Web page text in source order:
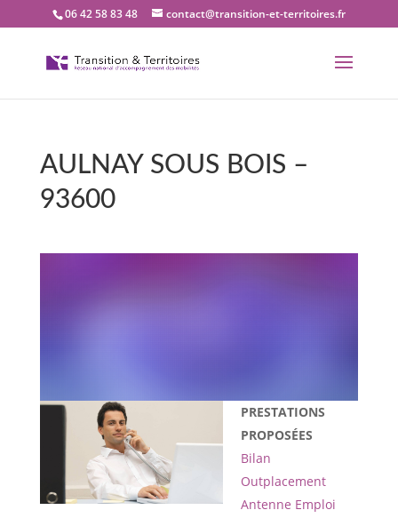
06 42 58 83 48 contact@transition-et-territoires.fr
AULNAY SOUS BOIS –
93600
bureau Transition et
PRESTATIONS
PROPOSÉES
Bilan
Outplacement
Antenne Emploi